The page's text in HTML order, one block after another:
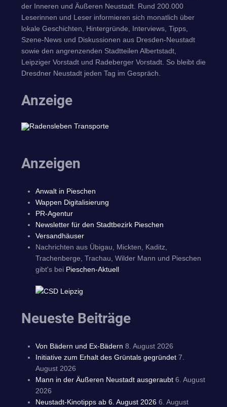
der Inneren und Äußeren Neustadt. Rund 200.000
Leserinnen und Leser informieren sich monatlich über
lokale Geschichten, Hintergründe, Interviews, Tipps,
Szene-News und Diskussionen aus Dresden-Neustadt
sowie den angrenzenden Stadtteilen Albertstadt,
Leipziger Vorstadt und Radeberger Vorstadt. So bleibt die
Dresdner Neustadt jeden Tag im Gespräch.
Anzeige
Anzeigen
Anwalt in Pieschen
Wappen Digitalisierung
PR-Agentur
Newsletter für den Stadtbezirk Pieschen
Versandhäuser
Nachrichten aus Übigau, Mickten, Kaditz,
Trachenberge, Trachau, Wilder Mann und Pieschen
gibt's bei Pieschen-Aktuell
Neueste Beiträge
Von Bädern und Ex-Bädern 8. August 2026
Initiative zum Erhalt des Grüntals gegründet 7.
August 2026
Mann in der Äußeren Neustadt ausgeraubt 6. August
2026
Neustadt-Kinotipps ab 6. August 2026 6. August